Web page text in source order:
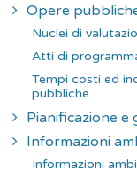
Opere
Nuclei di
Atti di
Tempi costi ed
pubbliche
Pianificazione
Informazioni
Informazioni